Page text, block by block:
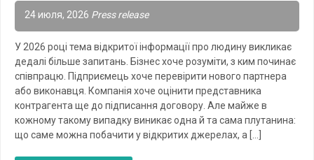
24 июля, 2026 Press release
У 2026 році тема відкритої інформації про людину викликає
дедалі більше запитань. Бізнес хоче розуміти, з ким починає
співпрацю. Підприємець хоче перевірити нового партнера
або виконавця. Компанія хоче оцінити представника
контрагента ще до підписання договору. Але майже в
кожному такому випадку виникає одна й та сама плутанина:
що саме можна побачити у відкритих джерелах, а […]